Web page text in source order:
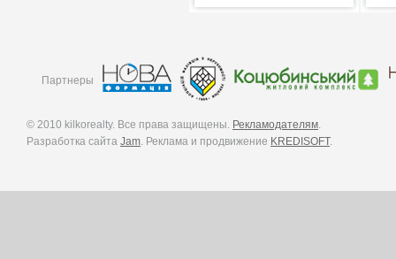
Партнеры
© 2010 kilkorealty. Все права защищены. Рекламодателям.
Разработка сайта Jam. Реклама и продвижение KREDISOFT.